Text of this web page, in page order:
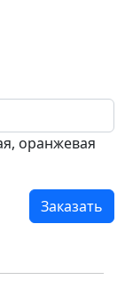
оранжевая
Заказать